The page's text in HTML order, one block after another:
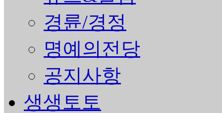
경륜/경정
명예의전당
공지사항
생생토토